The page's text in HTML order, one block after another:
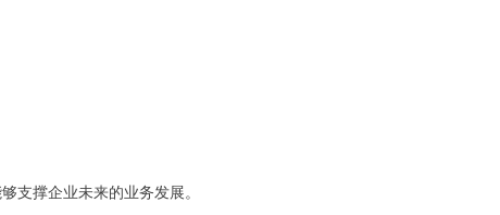
支撑企业未来的业务发展。